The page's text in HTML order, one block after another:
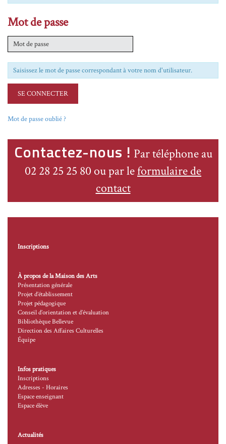
menu
selecteur
thème
Aller
contenu
principal
Aller
Mot de passe
Saisissez le mot de passe correspondant à votre nom d'utilisateur.
Mot de passe oublié ?
Contactez-nous ! Par téléphone au
02 28 25 25 80 ou par leformulaire de
contact
Inscriptions
À propos de la Maison des Arts
Présentation générale
Projet d’établissement
Projet pédagogique
Conseil d’orientation et d’évaluation
Bibliothèque Bellevue
Direction des Affaires Culturelles
Équipe
Infos pratiques
Inscriptions
Adresses - Horaires
Espace enseignant
Espace élève
Actualités